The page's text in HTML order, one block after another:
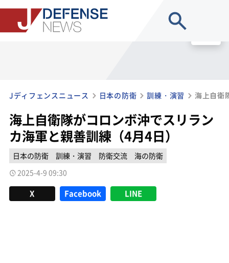
Jディフェンスニュース 日本の防衛 訓練・演習
海上自衛隊がコロンボ沖でスリラン
カ海軍と親善訓練（4月4日）
日本の防衛 訓練・演習 防衛交流
海の防衛
2025-4-9 09:30
X Facebook LINE